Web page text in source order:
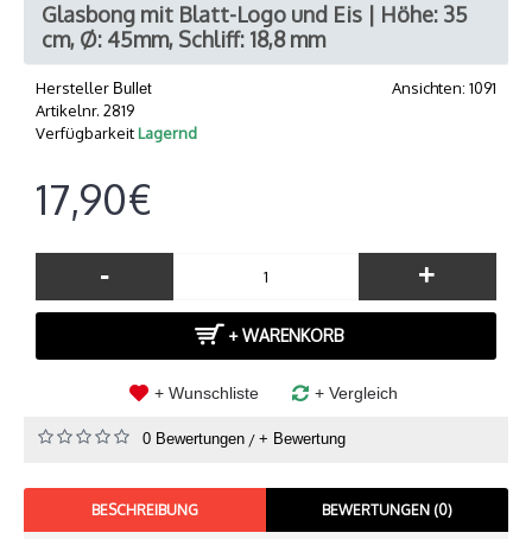
Glasbong mit Blatt-Logo und Eis | Höhe: 35
cm, Ø: 45mm, Schliff: 18,8 mm
Ansichten: 1091
Hersteller Bullet
Artikelnr. 2819
VerfügbarkeitLagernd
17,90€
- +
+ WARENKORB
+ Wunschliste + Vergleich
0 Bewertungen / + Bewertung
BESCHREIBUNG BEWERTUNGEN (0)